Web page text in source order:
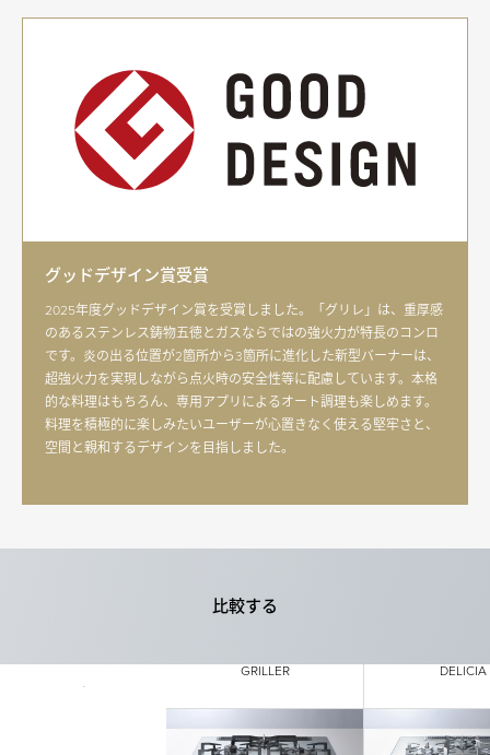
グッドデザイン賞受賞
2025年度グッドデザイン賞を受賞しました。「グリレ」は、重厚感
のあるステンレス鋳物五徳とガスならではの強火力が特長のコンロ
です。炎の出る位置が2箇所から3箇所に進化した新型バーナーは、
超強火力を実現しながら点火時の安全性等に配慮しています。本格
的な料理はもちろん、専用アプリによるオート調理も楽しめます。
料理を積極的に楽しみたいユーザーが心置きなく使える堅牢さと、
空間と親和するデザインを目指しました。
比較する
GRILLER DELICIA